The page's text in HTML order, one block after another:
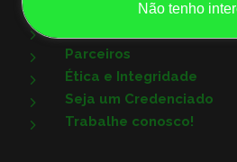
Não tenho
5
5 Parceiros
5 Ética e Integridade
5 Seja um Credenciado
5 Trabalhe conosco!